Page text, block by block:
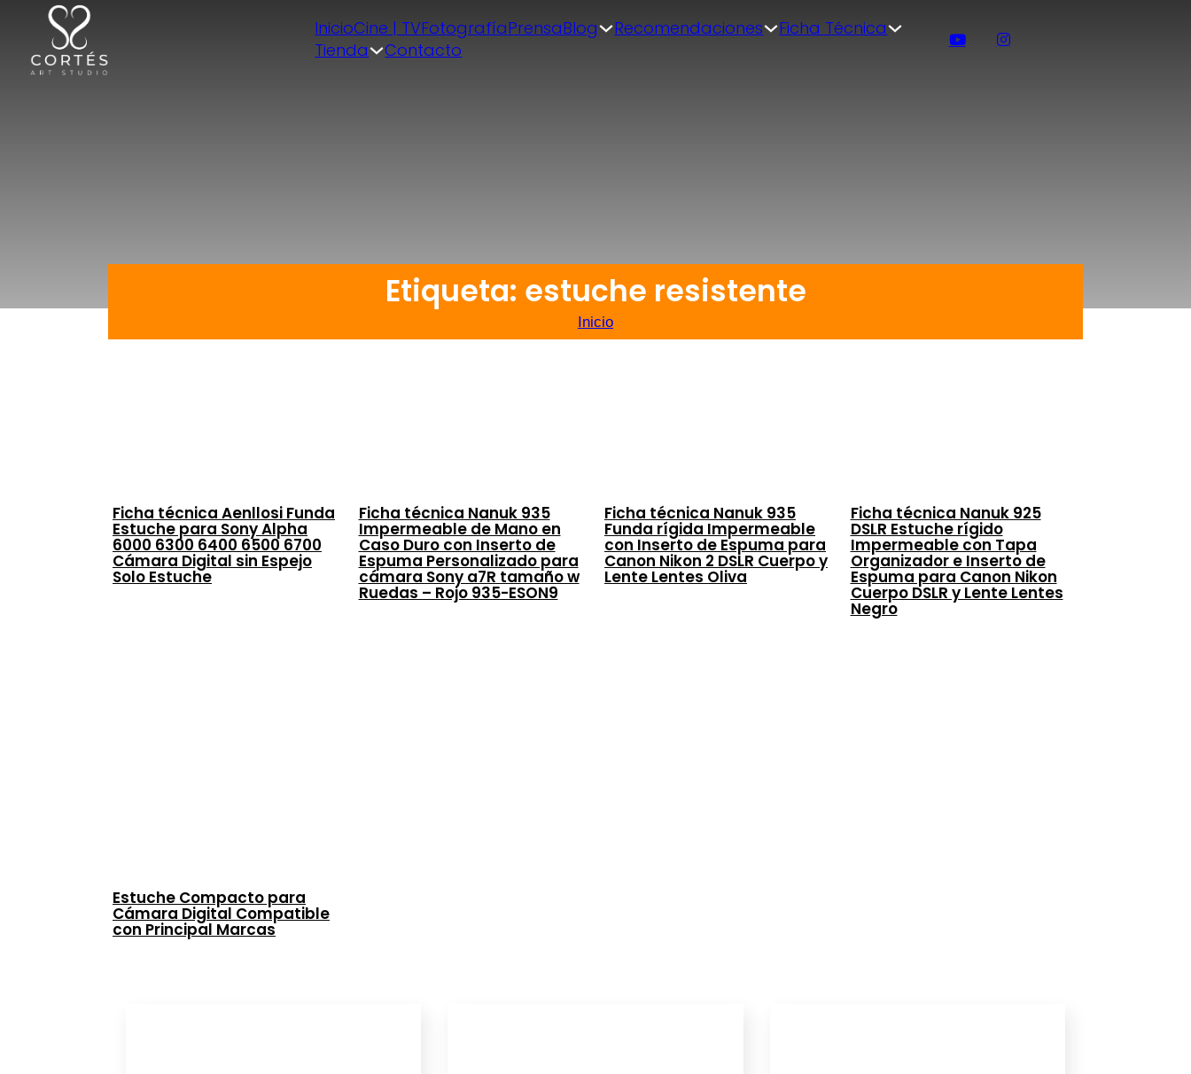
InicioCine | TVFotografíaPrensaBlog Recomendaciones
Ficha Técnica
Tienda
Contacto
Etiqueta: estuche resistente
Inicio
Ficha técnica Aenllosi Funda
Estuche para Sony Alpha
6000 6300 6400 6500 6700
Cámara Digital sin Espejo
Solo Estuche
Ficha técnica Nanuk 935
Impermeable de Mano en
Caso Duro con Inserto de
Espuma Personalizado para
cámara Sony a7R tamaño w
Ruedas – Rojo 935-ESON9
Ficha técnica Nanuk 935
Funda rígida Impermeable
con Inserto de Espuma para
Canon Nikon 2 DSLR Cuerpo y
Lente Lentes Oliva
Ficha técnica Nanuk 925
DSLR Estuche rígido
Impermeable con Tapa
Organizador e Inserto de
Espuma para Canon Nikon
Cuerpo DSLR y Lente Lentes
Negro
Estuche Compacto para
Cámara Digital Compatible
con Principal Marcas